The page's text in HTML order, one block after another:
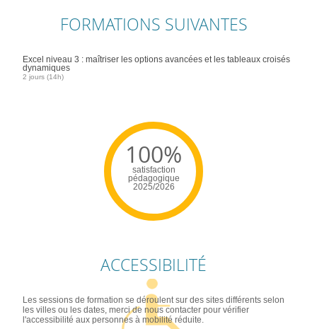
FORMATIONS SUIVANTES
Excel niveau 3 : maîtriser les options avancées et les tableaux croisés
dynamiques
2 jours (14h)
100%
satisfaction
pédagogique
2025/2026
ACCESSIBILITÉ
Les sessions de formation se déroulent sur des sites différents selon
les villes ou les dates, merci de nous contacter pour vérifier
l'accessibilité aux personnes à mobilité réduite.